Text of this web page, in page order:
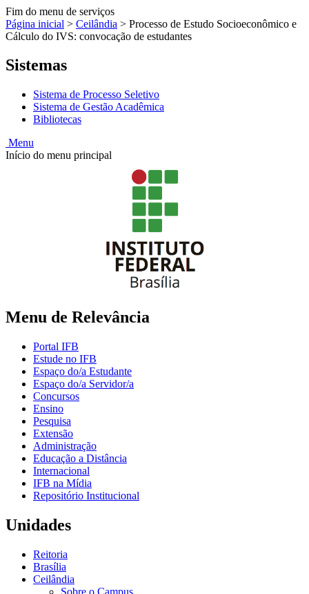
Fim do menu de serviços
Página inicial > Ceilândia > Processo de Estudo Socioeconômico e
Cálculo do IVS: convocação de estudantes
Sistemas
Sistema de Processo Seletivo
Sistema de Gestão Acadêmica
Bibliotecas
Menu
Início do menu principal
Menu de Relevância
Portal IFB
Estude no IFB
Espaço do/a Estudante
Espaço do/a Servidor/a
Concursos
Ensino
Pesquisa
Extensão
Administração
Educação a Distância
Internacional
IFB na Mídia
Repositório Institucional
Unidades
Reitoria
Brasília
Ceilândia
Sobre o Campus